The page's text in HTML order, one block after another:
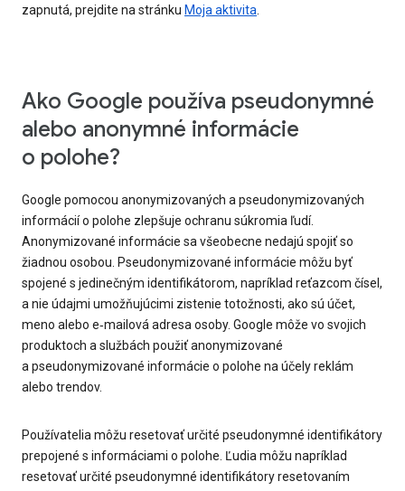
zapnutá, prejdite na stránku Moja aktivita.
Ako Google používa pseudonymné
alebo anonymné informácie
o polohe?
Google pomocou anonymizovaných a pseudonymizovaných
informácií o polohe zlepšuje ochranu súkromia ľudí.
Anonymizované informácie sa všeobecne nedajú spojiť so
žiadnou osobou. Pseudonymizované informácie môžu byť
spojené s jedinečným identifikátorom, napríklad reťazcom čísel,
a nie údajmi umožňujúcimi zistenie totožnosti, ako sú účet,
meno alebo e‐mailová adresa osoby. Google môže vo svojich
produktoch a službách použiť anonymizované
a pseudonymizované informácie o polohe na účely reklám
alebo trendov.
Používatelia môžu resetovať určité pseudonymné identifikátory
prepojené s informáciami o polohe. Ľudia môžu napríklad
resetovať určité pseudonymné identifikátory resetovaním